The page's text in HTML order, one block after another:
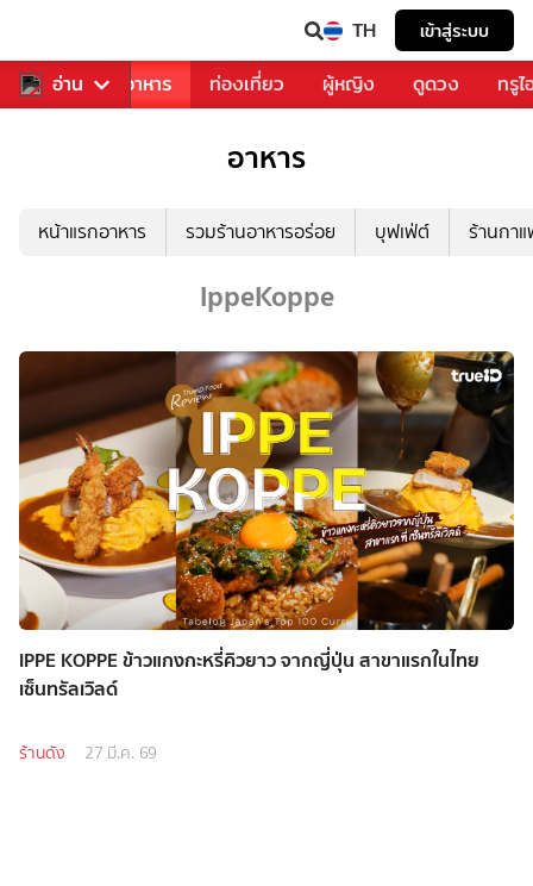
TH เข้าสู่ระบบ
อ่าน
การเพลง อาหาร ท่องเที่ยว ผู้หญิง ดูดวง ทรู
อาหาร
หน้าแรกอาหาร รวมร้านอาหารอร่อย บุฟเฟ่ต์ ร้านกา
IppeKoppe
IPPE KOPPE ข้าวแกงกะหรี่คิวยาว จากญี่ปุ่น สาขาแรกในไทย
เซ็นทรัลเวิลด์
ร้านดัง 27 มี.ค. 69